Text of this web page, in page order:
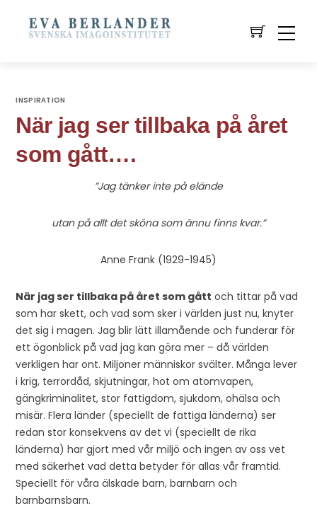
INSPIRATION
När jag ser tillbaka på året
som gått….
”Jag tänker inte på elände
utan på allt det sköna som ännu finns kvar.”
Anne Frank (1929-1945)
När jag ser tillbaka på året som gått och tittar på vad
som har skett, och vad som sker i världen just nu, knyter
det sig i magen. Jag blir lätt illamående och funderar för
ett ögonblick på vad jag kan göra mer – då världen
verkligen har ont. Miljoner människor svälter. Många lever
i krig, terrordåd, skjutningar, hot om atomvapen,
gängkriminalitet, stor fattigdom, sjukdom, ohälsa och
misär. Flera länder (speciellt de fattiga länderna) ser
redan stor konsekvens av det vi (speciellt de rika
länderna) har gjort med vår miljö och ingen av oss vet
med säkerhet vad detta betyder för allas vår framtid.
Speciellt för våra älskade barn, barnbarn och
barnbarnsbarn.